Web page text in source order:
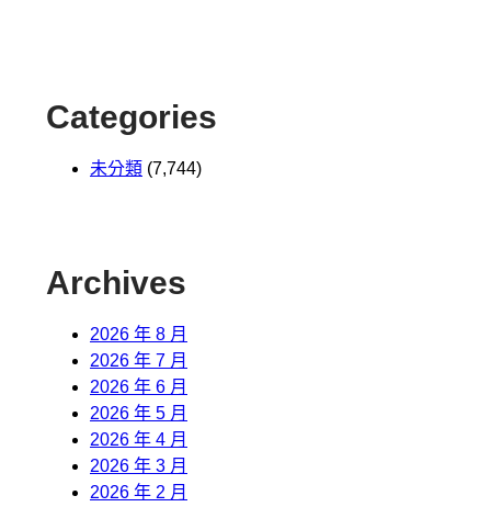
Categories
未分類 (7,744)
Archives
2026 年 8 月
2026 年 7 月
2026 年 6 月
2026 年 5 月
2026 年 4 月
2026 年 3 月
2026 年 2 月